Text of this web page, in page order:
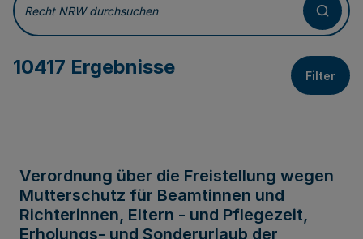
Recht NRW durchsuchen
10417 Ergebnisse Filter
Verordnung über die Freistellung wegen
Mutterschutz für Beamtinnen und
Richterinnen, Eltern - und Pflegezeit,
Erholungs- und Sonderurlaub der